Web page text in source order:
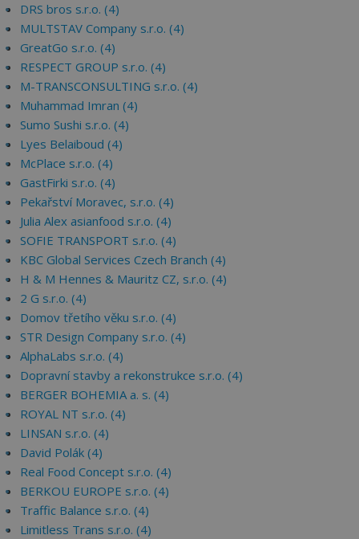
DRS bros s.r.o. (4)
MULTSTAV Company s.r.o. (4)
GreatGo s.r.o. (4)
RESPECT GROUP s.r.o. (4)
M-TRANSCONSULTING s.r.o. (4)
Muhammad Imran (4)
Sumo Sushi s.r.o. (4)
Lyes Belaiboud (4)
McPlace s.r.o. (4)
GastFirki s.r.o. (4)
Pekařství Moravec, s.r.o. (4)
Julia Alex asianfood s.r.o. (4)
SOFIE TRANSPORT s.r.o. (4)
KBC Global Services Czech Branch (4)
H & M Hennes & Mauritz CZ, s.r.o. (4)
2 G s.r.o. (4)
Domov třetího věku s.r.o. (4)
STR Design Company s.r.o. (4)
AlphaLabs s.r.o. (4)
Dopravní stavby a rekonstrukce s.r.o. (4)
BERGER BOHEMIA a. s. (4)
ROYAL NT s.r.o. (4)
LINSAN s.r.o. (4)
David Polák (4)
Real Food Concept s.r.o. (4)
BERKOU EUROPE s.r.o. (4)
Traffic Balance s.r.o. (4)
Limitless Trans s.r.o. (4)